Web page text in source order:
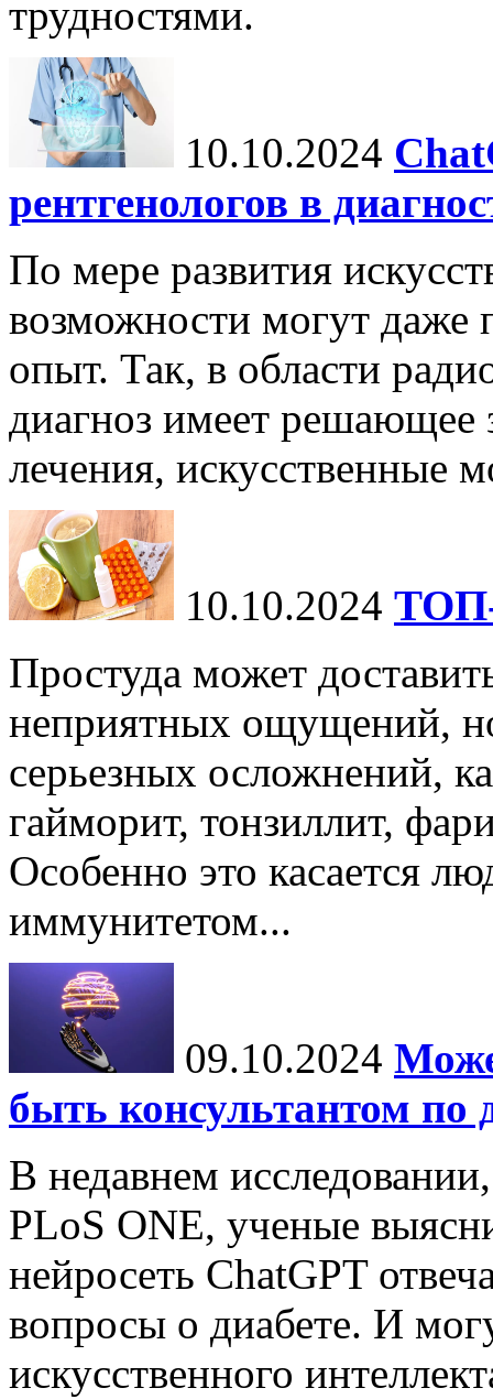
трудностями.
10.10.2024
рентгенологов в
По мере развития
возможности могут даже
опыт. Так, в области
диагноз имеет решающее
лечения, искусственные
10.10.2024 ТОП-
Простуда может
неприятных ощущений,
серьезных осложнений,
гайморит, тонзиллит,
Особенно это касается
иммунитетом...
09.10.2024
быть консультантом по
В недавнем
PLoS ONE, ученые
нейросеть ChatGPT
вопросы о диабете. И
искусственного